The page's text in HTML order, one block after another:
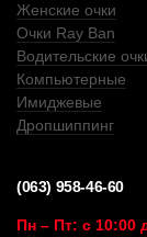
Женские очки
Очки Ray Ban
Водительские
Компьютерные
Имиджевые
Дропшиппинг
(063) 958-46-60
Пн – Пт: с 10:00